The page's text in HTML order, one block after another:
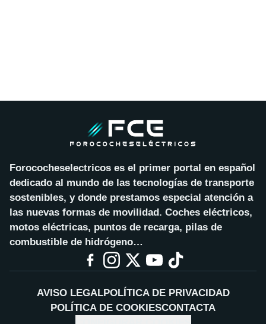
Forococheselectricos es el primer portal en español
dedicado al mundo de las tecnologías de transporte
sostenibles, y donde prestamos especial atención a
las nuevas formas de movilidad. Coches eléctricos,
motos eléctricas, puntos de recarga, pilas de
combustible de hidrógeno…
AVISO LEGALPOLÍTICA DE PRIVACIDAD
POLÍTICA DE COOKIESCONTACTA